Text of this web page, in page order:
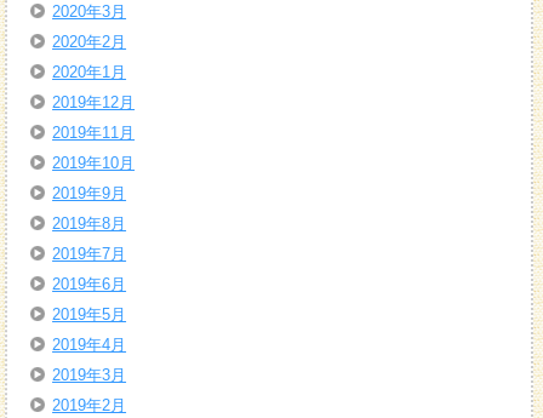
2020年3月
2020年2月
2020年1月
2019年12月
2019年11月
2019年10月
2019年9月
2019年8月
2019年7月
2019年6月
2019年5月
2019年4月
2019年3月
2019年2月